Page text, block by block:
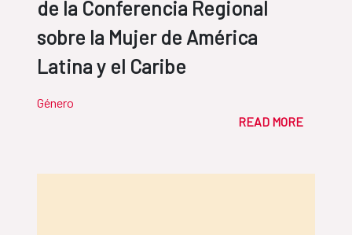
de la Conferencia Regional
sobre la Mujer de América
Latina y el Caribe
Género
READ MORE